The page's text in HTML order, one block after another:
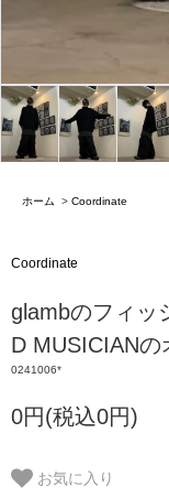
ホーム > Coordinate
Coordinate
glambのフィッ
D MUSICIAN
0241006*
0円(税込0円)
お気に入り